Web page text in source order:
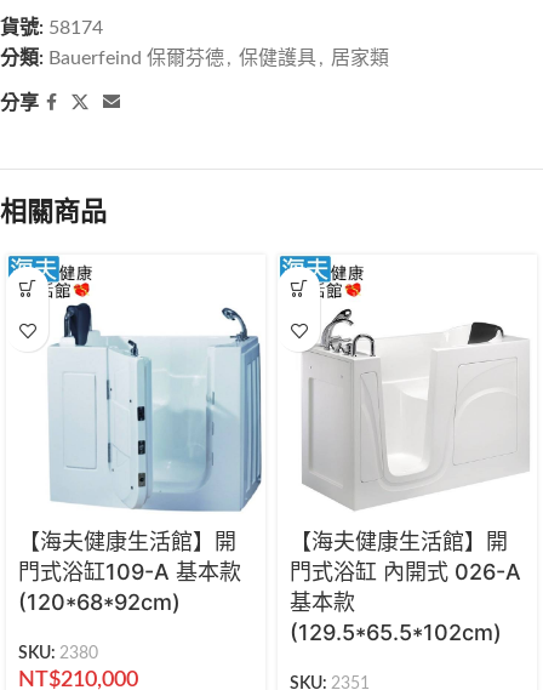
貨號: 58174
分類: Bauerfeind 保爾芬德, 保健護具, 居家類
分享
相關商品
【海夫健康生活館】開
門式浴缸109-A 基本款
(120*68*92cm)
SKU: 2380
NT$210,000
【海夫健康生活館】開
門式浴缸 內開式 026-A
基本款
(129.5*65.5*102cm)
SKU: 2351